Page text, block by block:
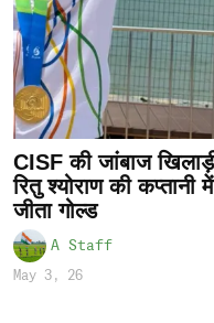
CISF की जांबाज
रितु श्योराण की कप्तानी
जीता गोल्ड
A Staff
May 3, 26